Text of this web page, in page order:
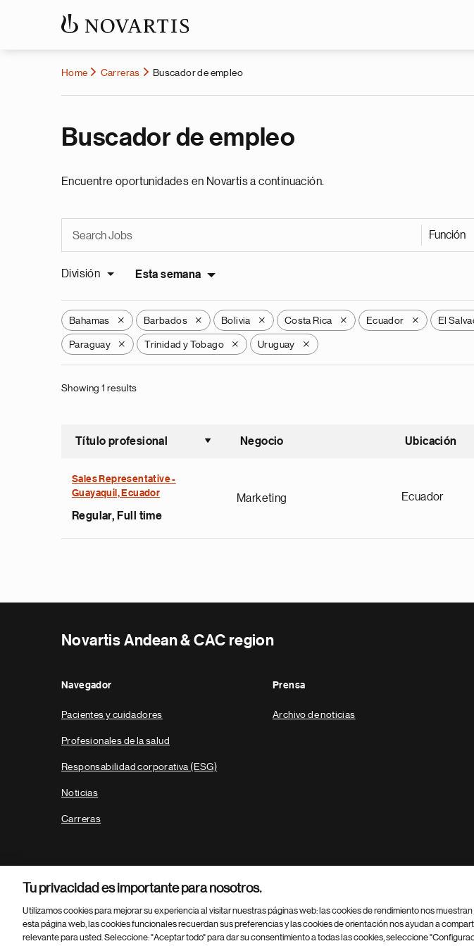
Home Carreras Buscador de empleo
Buscador de empleo
Encuentre oportunidades en Novartis a continuación.
Función
División Esta semana
Bahamas X Barbados X Bolivia X Costa Rica X Ecuador X El
Paraguay X Trinidad y Tobago X Uruguay X
Showing 1 results
Título profesional
Ordenar ascendente
Negocio Ubicación
Sales Representative -
Guayaquil, Ecuador
Regular, Full time
Marketing Ecuador
Novartis Andean & CAC region
Navegador
Pacientes y cuidadores
Profesionales de la salud
Responsabilidad corporativa (ESG)
Noticias
Carreras
Prensa
Archivo de noticias
Parte
© 2026 Novartis AG
Tu privacidad es importante para nosotros.
Utilizamos cookies para mejorar su experiencia al visitar nuestras páginas web: las cookies de rendimiento nos
esta página web, las cookies funcionales recuerdan sus preferencias y las cookies de orientación nos ayudan a
relevante para usted. Seleccione: "Aceptar todo" para dar su consentimiento a todas las cookies, seleccione